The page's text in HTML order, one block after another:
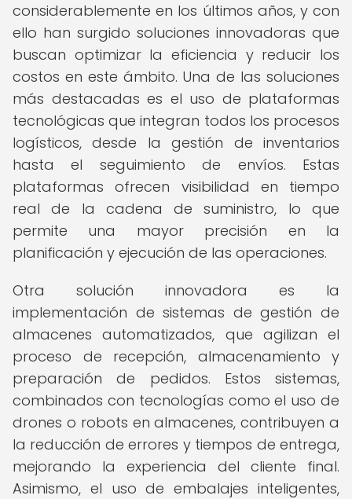
considerablemente en los últimos años, y con
ello han surgido soluciones innovadoras que
buscan optimizar la eficiencia y reducir los
costos en este ámbito. Una de las soluciones
más destacadas es el uso de plataformas
tecnológicas que integran todos los procesos
logísticos, desde la gestión de inventarios
hasta el seguimiento de envíos. Estas
plataformas ofrecen visibilidad en tiempo
real de la cadena de suministro, lo que
permite una mayor precisión en la
planificación y ejecución de las operaciones.
Otra solución innovadora es la
implementación de sistemas de gestión de
almacenes automatizados, que agilizan el
proceso de recepción, almacenamiento y
preparación de pedidos. Estos sistemas,
combinados con tecnologías como el uso de
drones o robots en almacenes, contribuyen a
la reducción de errores y tiempos de entrega,
mejorando la experiencia del cliente final.
Asimismo, el uso de embalajes inteligentes,